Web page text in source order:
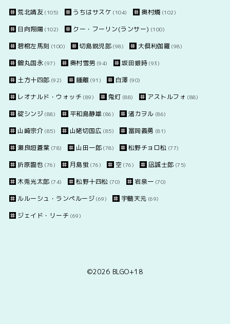
荒北靖友 (105) うちはサスケ (104) 奥村燐 (102)
日向翔陽 (102) クー・フーリン(ランサー) (100)
碧棺左馬刻 (100) 切島鋭児郎 (98) 大倶利伽羅 (98)
鶴丸国永 (97) 奥村雪男 (94) 坂田銀時 (93)
土方十四郎 (92) 鍾離 (91) 白澤 (90)
レオナルド・ウォッチ (89) 鬼灯 (88) アストルフォ (88)
碇シンジ (88) 平和島静雄 (86) 渚カヲル (86)
山崎宗介 (85) 山姥切国広 (85) 冨岡義勇 (81)
瀬良垣蒼葉 (78) 山田一郎 (78) 松野チョロ松 (77)
折原臨也 (76) 月島蛍 (76) 空 (76) 凪誠士郎 (75)
木兎光太郎 (74) 松野十四松 (70) 岩泉一 (70)
ルルーシュ・ランペルージ (69) 宇髄天元 (69)
ジェイド・リーチ (69)
©2026 BLGO+18